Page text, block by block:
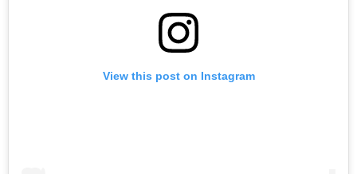
View this post on Instagram